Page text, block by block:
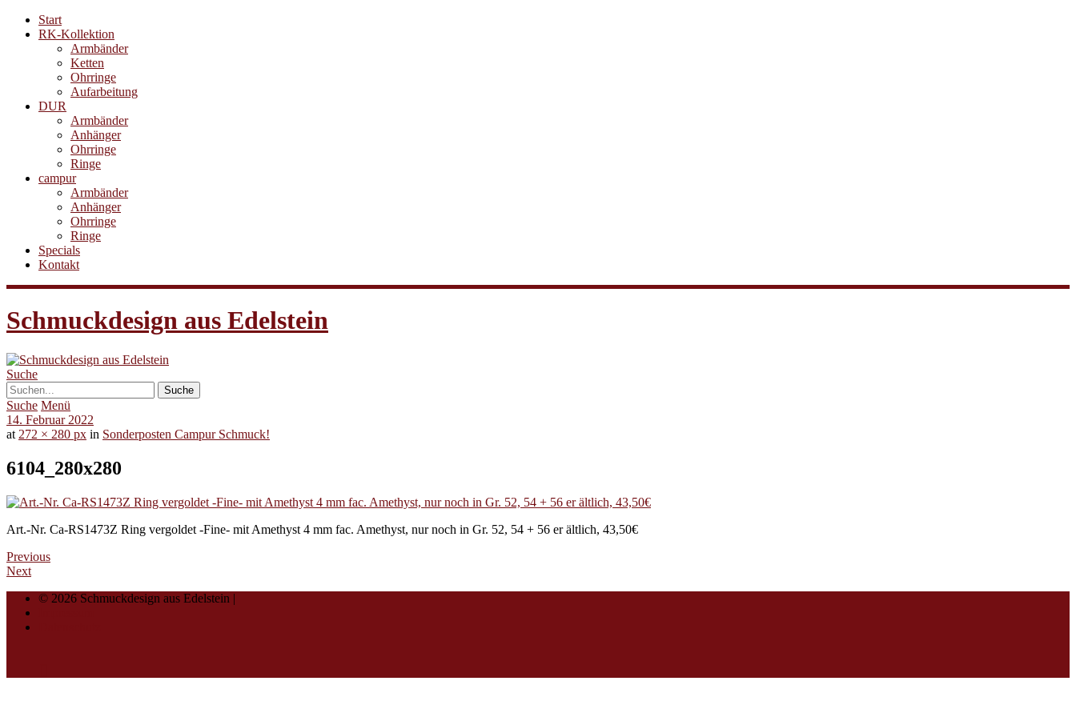
Start
RK-Kollektion
Armbänder
Ketten
Ohrringe
Aufarbeitung
DUR
Armbänder
Anhänger
Ohrringe
Ringe
campur
Armbänder
Anhänger
Ohrringe
Ringe
Specials
Kontakt
Schmuckdesign aus Edelstein
Suche
Suche Menü
14. Februar 2022
at 272 × 280 px in Sonderposten Campur Schmuck!
6104_280x280
Art.-Nr. Ca-RS1473Z Ring vergoldet -Fine- mit Amethyst 4 mm fac. Amethyst, nur noch in Gr. 52, 54 + 56 er ältlich, 43,50€
Previous
Next
© 2026 Schmuckdesign aus Edelstein |